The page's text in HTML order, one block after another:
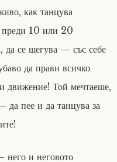
как танцува
преди 10 или 20
да се шегува — със себе
да прави всичко
движение! Той мечтаеше,
да пее и да танцува за
него и неговото